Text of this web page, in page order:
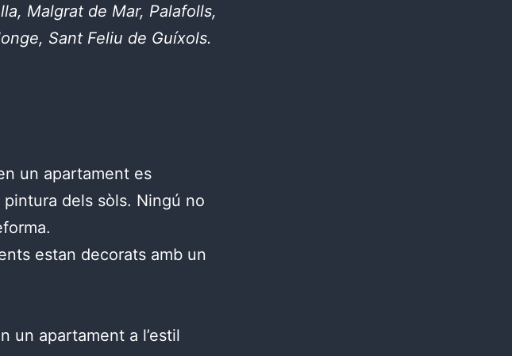
Malgrat de Mar, Palafolls,
Sant Feliu de Guíxols.
un apartament es
dels sòls. Ningú no
estan decorats amb un
un apartament a l’estil